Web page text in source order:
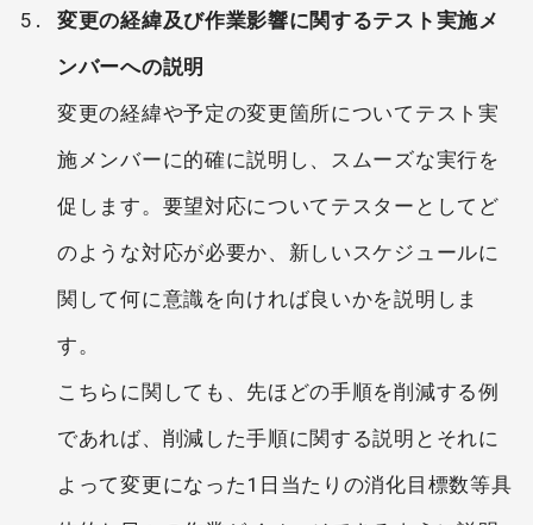
変更の経緯及び作業影響に関するテスト実施メ
ンバーへの説明
変更の経緯や予定の変更箇所についてテスト実
施メンバーに的確に説明し、スムーズな実行を
促します。要望対応についてテスターとしてど
のような対応が必要か、新しいスケジュールに
関して何に意識を向ければ良いかを説明しま
す。
こちらに関しても、先ほどの手順を削減する例
であれば、削減した手順に関する説明とそれに
よって変更になった1日当たりの消化目標数等具